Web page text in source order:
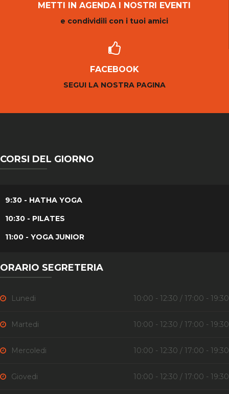
METTI IN AGENDA I NOSTRI EVENTI
e condividili con i tuoi amici
FACEBOOK
SEGUI LA NOSTRA PAGINA
CORSI DEL GIORNO
9:30 - HATHA YOGA
10:30 - PILATES
11:00 - YOGA JUNIOR
ORARIO SEGRETERIA
Lunedi 10:00 - 12:30 / 17:00 - 19:30
Martedi 10:00 - 12:30 / 17:00 - 19:30
Mercoledi 10:00 - 12:30 / 17:00 - 19:30
Giovedi 10:00 - 12:30 / 17:00 - 19:30